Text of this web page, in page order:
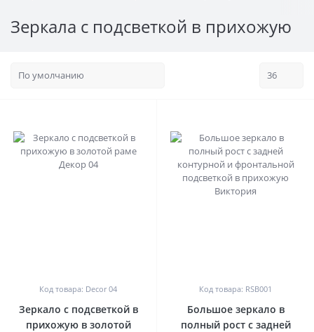
Зеркала с подсветкой в прихожую
Код товара: Decor 04
Зеркало с подсветкой в
прихожую в золотой
Код товара: RSB001
Большое зеркало в
полный рост с задней